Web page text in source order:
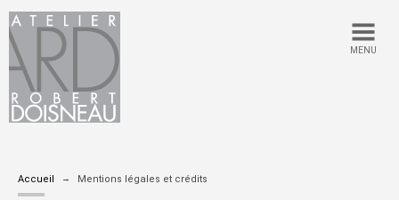
MENU
Accueil Mentions légales et crédits